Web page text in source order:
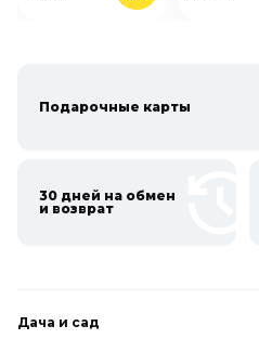
Подарочные карты
30 дней на обмен
и возврат
Дача и сад